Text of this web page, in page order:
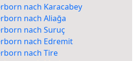
nach Karacabey
nach Aliağa
nach Suruç
nach Edremit
nach Tire